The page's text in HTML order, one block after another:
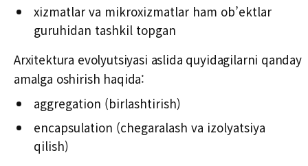
xizmatlar va mikroxizmatlar ham ob’ektlar
guruhidan tashkil topgan
Arxitektura evolyutsiyasi aslida quyidagilarni qanday
amalga oshirish haqida:
aggregation (birlashtirish)
encapsulation (chegaralash va izolyatsiya
qilish)